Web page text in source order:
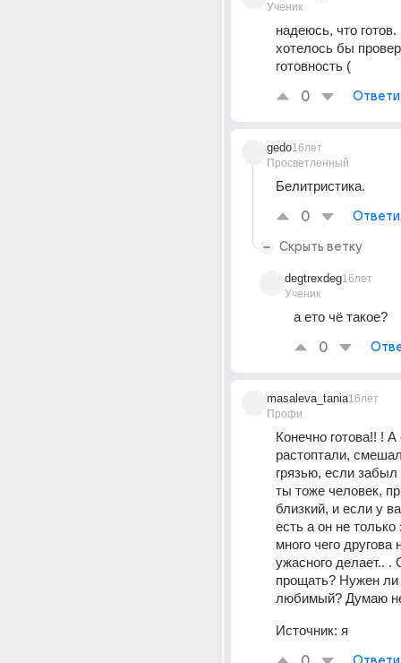
Ученик
надеюсь, что готов.
хотелось бы
готовность (
0
gedo
Просветленный
16лет
Белитристика.
0
Скрыть ветку
degtrexdeg
Ученик
16лет
а ето чё такое?
0
masaleva_tania
Профи
16лет
Конечно готова!! !
растоптали,
грязью, если
ты тоже человек,
близкий, и если у
есть а он не только
много чего другова
ужасного делает.. .
прощать? Нужен ли
любимый? Думаю
Источник: я